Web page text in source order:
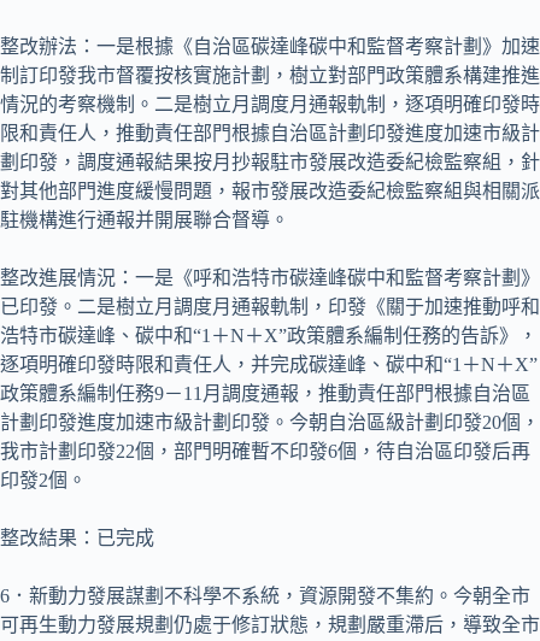
整改辦法：一是根據《自治區碳達峰碳中和監督考察計劃》加速
制訂印發我市督覆按核實施計劃，樹立對部門政策體系構建推進
情況的考察機制。二是樹立月調度月通報軌制，逐項明確印發時
限和責任人，推動責任部門根據自治區計劃印發進度加速市級計
劃印發，調度通報結果按月抄報駐市發展改造委紀檢監察組，針
對其他部門進度緩慢問題，報市發展改造委紀檢監察組與相關派
駐機構進行通報并開展聯合督導。
整改進展情況：一是《呼和浩特市碳達峰碳中和監督考察計劃》
已印發。二是樹立月調度月通報軌制，印發《關于加速推動呼和
浩特市碳達峰、碳中和“1＋N＋X”政策體系編制任務的告訴》，
逐項明確印發時限和責任人，并完成碳達峰、碳中和“1＋N＋X”
政策體系編制任務9－11月調度通報，推動責任部門根據自治區
計劃印發進度加速市級計劃印發。今朝自治區級計劃印發20個，
我市計劃印發22個，部門明確暫不印發6個，待自治區印發后再
印發2個。
整改結果：已完成
6．新動力發展謀劃不科學不系統，資源開發不集約。今朝全市
可再生動力發展規劃仍處于修訂狀態，規劃嚴重滯后，導致全市